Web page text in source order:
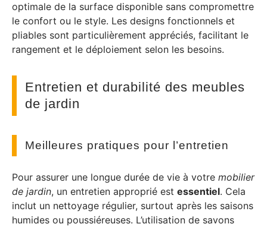
optimale de la surface disponible sans compromettre
le confort ou le style. Les designs fonctionnels et
pliables sont particulièrement appréciés, facilitant le
rangement et le déploiement selon les besoins.
Entretien et durabilité des meubles
de jardin
Meilleures pratiques pour l’entretien
Pour assurer une longue durée de vie à votre mobilier
de jardin, un entretien approprié est essentiel. Cela
inclut un nettoyage régulier, surtout après les saisons
humides ou poussiéreuses. L’utilisation de savons